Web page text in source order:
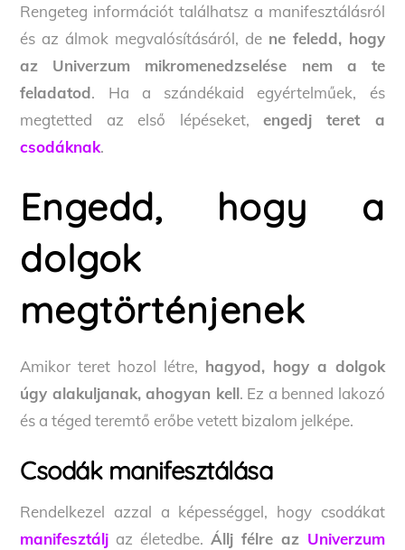
Rengeteg információt találhatsz a manifesztálásról
és az álmok megvalósításáról, de ne feledd, hogy
az Univerzum mikromenedzselése nem a te
feladatod. Ha a szándékaid egyértelműek, és
megtetted az első lépéseket, engedj teret a
csodáknak.
Engedd, hogy a
dolgok
megtörténjenek
Amikor teret hozol létre, hagyod, hogy a dolgok
úgy alakuljanak, ahogyan kell. Ez a benned lakozó
és a téged teremtő erőbe vetett bizalom jelképe.
Csodák manifesztálása
Rendelkezel azzal a képességgel, hogy csodákat
manifesztálj az életedbe. Állj félre az Univerzum